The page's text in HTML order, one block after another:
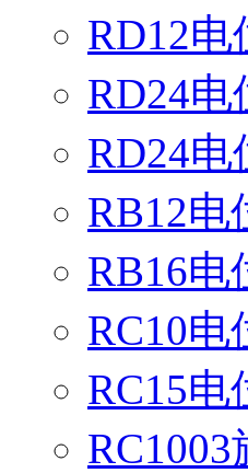
RD12
RD24
RD24
RB12电
RB16电
RC10
RC15